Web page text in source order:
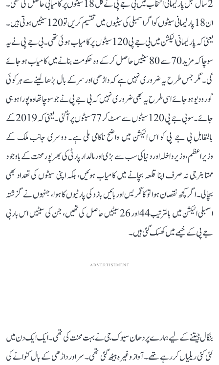
2 سال قبل پارلیمانی انتخاب میں بی جے پی نے کل 18 سیٹوں پر کامیابی حاصل کی تھی۔
ان 18 پارلیمانی سیٹوں کو اگر اسمبلی کی سیٹیوں میں تقسیم کریں تو 120 سیٹیں ہوتی ہیں۔
یعنی کہ پارلیمانی الیکشن میں بی جے پی 120 سیٹوں پر کامیاب ہوئی تھی۔ بی جے پی نے یہ
سوچا کہ مزید 70 سے 80 سیٹیں حاصل کرکے وہ حکومت بنانے میں کامیاب ہوجائے
گی۔ مگرجس طرح یہ ضروری نہیں ہے کہ داڑھی اور سرکے بال بڑھا لینے سے ہرکوئی
گورودیو ہوجائے اسی طرح یہ بھی ضروری نہیں کہ بی جے پی نے جو سوچا تھا وہ پورا ہو ہی
جائے۔ سو بی جے پی 120 سیٹوں سے سمٹ کر 77 سیٹوں پر آگئی۔ یعنی کہ 2019 کے
بالمقابل بی جے پی کو اس الیکشن میں واضح ناکامی ملی ہے۔ دوسری جانب ملک کے
وزیراعظم، وزیر داخلہ اور دنیا کی سب سے بڑی اورمالدار پارٹی کی بھرپور محنت کے باوجود
ممتا بنرجی نہ صرف اپنا قلعہ بچانے میں کامیاب ہوئیں، بلکہ اپنی سیٹوں کی تعداد بھی
بچالی۔ اگر کچھ نقصان ہوا تو کانگریس اوربائیں بازو کی پارٹیوں کا ہوا، جنہوں نے گزشتہ
اسمبلی الیکشن میں بالترتیب 44 اور 26 سیٹیں حاصل کی تھیں، جن کی سیٹیں اس بار بی
جے پی کے خیمے میں کھسک گئی ہیں۔
ADVERTISEMENT
بنگال جیتنے کے لیے ہمارے پردھان سیوک جی نے بہت محنت کی تھی۔ ایک ایک دن میں
کئی کئی ریلیاں کررہے تھے۔ آواز وغیرہ بیٹھ گئی تھی۔ سر اور داڑھی کے بال کٹوانے کی